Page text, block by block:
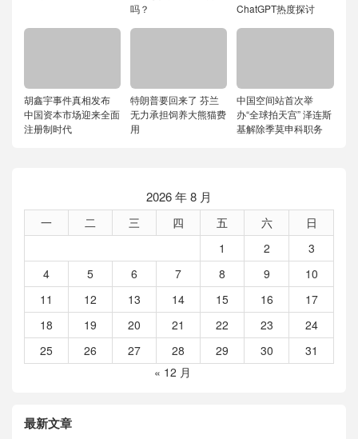
吗？
ChatGPT热度探讨
胡鑫宇事件真相发布
中国资本市场迎来全面
注册制时代
特朗普要回来了 芬兰
无力承担饲养大熊猫费
用
中国空间站首次举
办“全球拍天宫” 泽连斯
基解除季莫申科职务
2026 年 8 月
一 二 三 四 五 六
日
1
2
3
4
5 6 7 8 9
10
11
12 13 14 15 16
17
18
19 20 21 22 23
24
25
26 27 28 29 30
31
« 12 月
最新文章